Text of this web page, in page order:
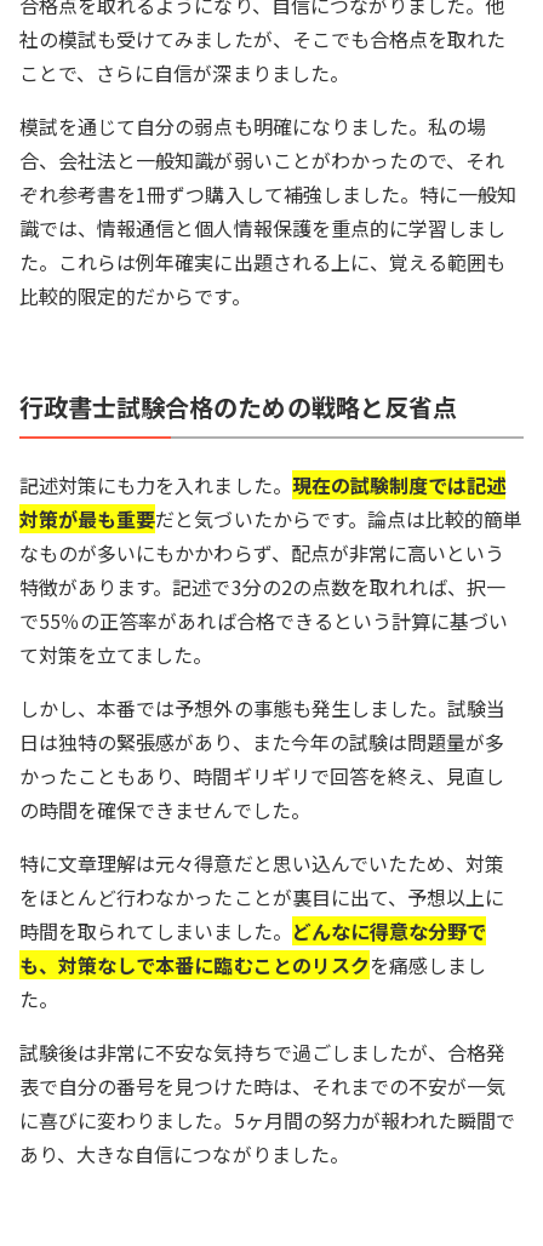
社の模試も受けてみましたが、そこでも合格点を取れた
ことで、さらに自信が深まりました。
模試を通じて自分の弱点も明確になりました。私の場
合、会社法と一般知識が弱いことがわかったので、それ
ぞれ参考書を1冊ずつ購入して補強しました。特に一般知
識では、情報通信と個人情報保護を重点的に学習しまし
た。これらは例年確実に出題される上に、覚える範囲も
比較的限定的だからです。
行政書士試験合格のための戦略と反省点
記述対策にも力を入れました。 現在の試験制度では記述
対策が最も重要だと気づいたからです。論点は比較的簡単
なものが多いにもかかわらず、配点が非常に高いという
特徴があります。記述で3分の2の点数を取れれば、択一
で55％の正答率があれば合格できるという計算に基づい
て対策を立てました。
しかし、本番では予想外の事態も発生しました。試験当
日は独特の緊張感があり、また今年の試験は問題量が多
かったこともあり、時間ギリギリで回答を終え、見直し
の時間を確保できませんでした。
特に文章理解は元々得意だと思い込んでいたため、対策
をほとんど行わなかったことが裏目に出て、予想以上に
時間を取られてしまいました。 どんなに得意な分野で
も、対策なしで本番に臨むことのリスクを痛感しまし
た。
試験後は非常に不安な気持ちで過ごしましたが、合格発
表で自分の番号を見つけた時は、それまでの不安が一気
に喜びに変わりました。5ヶ月間の努力が報われた瞬間で
あり、大きな自信につながりました。